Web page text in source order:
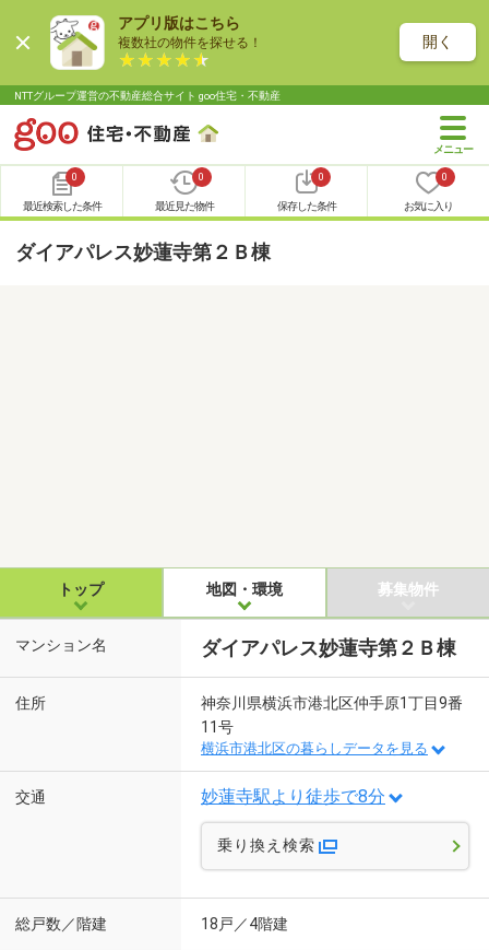
アプリ版はこちら
複数社の物件を探せる！ 開く
NTTグループ運営の不動産総合サイト goo住宅・不動産
0
最近検索した条件
0
最近見た物件
0
保存した条件
0
お気に入り
ダイアパレス妙蓮寺第２Ｂ棟
トップ 地図・環境 募集物件
マンション名 ダイアパレス妙蓮寺第２Ｂ棟
住所
神奈川県横浜市港北区仲手原1丁目9番
11号
横浜市港北区の暮らしデータを見る
交通 妙蓮寺駅より徒歩で8分
乗り換え検索
総戸数／階建 18戸／4階建